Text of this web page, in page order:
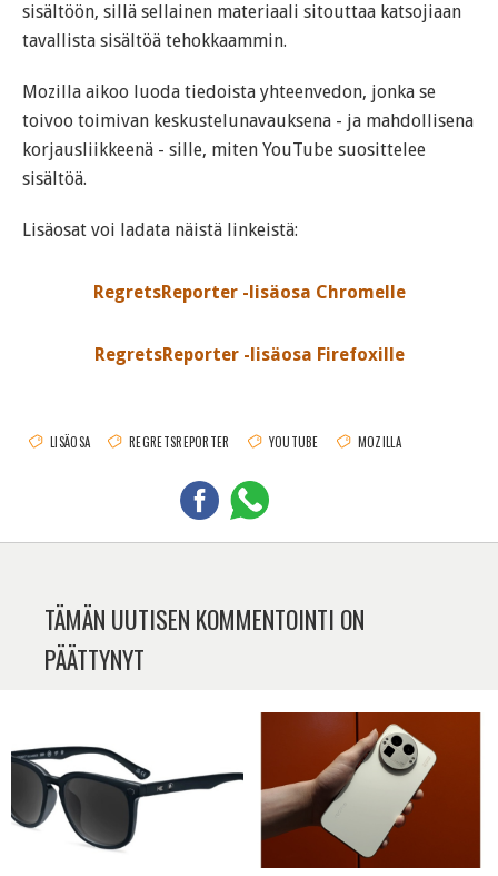
sisältöön, sillä sellainen materiaali sitouttaa katsojiaan
tavallista sisältöä tehokkaammin.
Mozilla aikoo luoda tiedoista yhteenvedon, jonka se
toivoo toimivan keskustelunavauksena - ja mahdollisena
korjausliikkeenä - sille, miten YouTube suosittelee
sisältöä.
Lisäosat voi ladata näistä linkeistä:
RegretsReporter -lisäosa Chromelle
RegretsReporter -lisäosa Firefoxille
LISÄOSA REGRETSREPORTER YOUTUBE MOZILLA
TÄMÄN UUTISEN KOMMENTOINTI ON
PÄÄTTYNYT